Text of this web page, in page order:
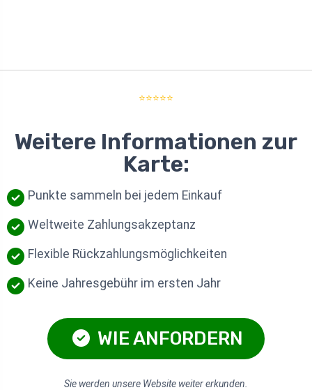
⭐⭐⭐⭐⭐
Weitere Informationen zur
Karte:
Punkte sammeln bei jedem Einkauf
Weltweite Zahlungsakzeptanz
Flexible Rückzahlungsmöglichkeiten
Keine Jahresgebühr im ersten Jahr
WIE ANFORDERN
Sie werden unsere Website weiter erkunden.